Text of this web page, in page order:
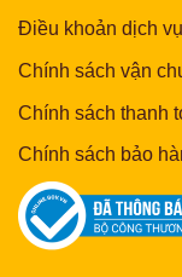
Điều khoản dịch vụ
Chính sách vận
Chính sách thanh
Chính sách bảo